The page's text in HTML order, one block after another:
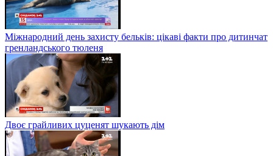
Міжнародний день захисту бельків: цікаві факти про дитинчат
гренландського тюленя
Двоє грайливих цуценят шукають дім